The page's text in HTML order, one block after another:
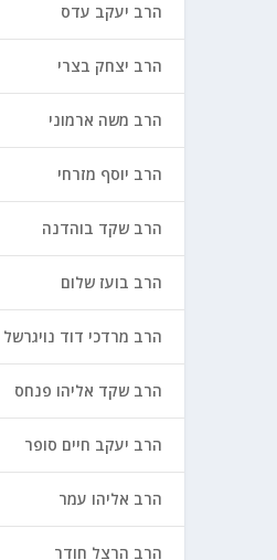
הרב יעקב עדס
הרב יצחק בצרי
הרב משה ארמוני
הרב יוסף מזרחי
הרב שקד בוהדנה
הרב בועז שלום
הרב מרדכי דוד נויגרשל
הרב שקד אליהו פנחס
הרב יעקב חיים סופר
הרב אליהו עמר
הרב הרצל חודר